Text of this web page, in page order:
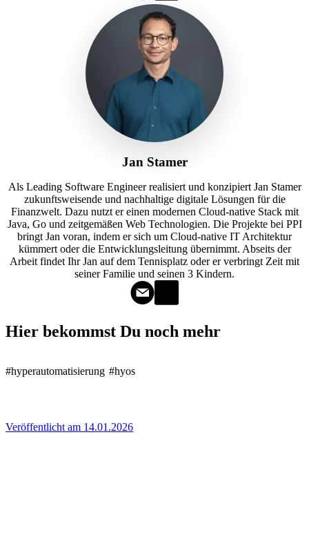
Jan Stamer
Als Leading Software Engineer realisiert und konzipiert Jan Stamer
zukunftsweisende und nachhaltige digitale Lösungen für die
Finanzwelt. Dazu nutzt er einen modernen Cloud-native Stack mit
Java, Go und zeitgemäßen Web Technologien. Die Projekte bei PPI
bringt Jan voran, indem er sich um Cloud-native IT Architektur
kümmert oder die Entwicklungsleitung übernimmt. Abseits der
Arbeit findet Ihr Jan auf dem Tennisplatz oder er verbringt Zeit mit
seiner Familie und seinen 3 Kindern.
Hier bekommst Du noch mehr
#hyperautomatisierung #hyos
Veröffentlicht am 14.01.2026